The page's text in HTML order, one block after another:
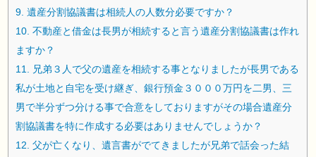
9. 遺産分割協議書は相続人の人数分必要ですか？
10. 不動産と借金は長男が相続すると言う遺産分割協議書は作れ
ますか？
11.
兄弟３人で父の遺産を相続する事となりましたが長男である
私が土地と自宅を受け継ぎ、銀行預金３０００万円を二男、三
男で半分ずつ分ける事で合意をしておりますがその場合遺産分
割協議書を特に作成する必要はありませんでしょうか？
12. 父が亡くなり、遺言書がでてきましたが兄弟で話会った結